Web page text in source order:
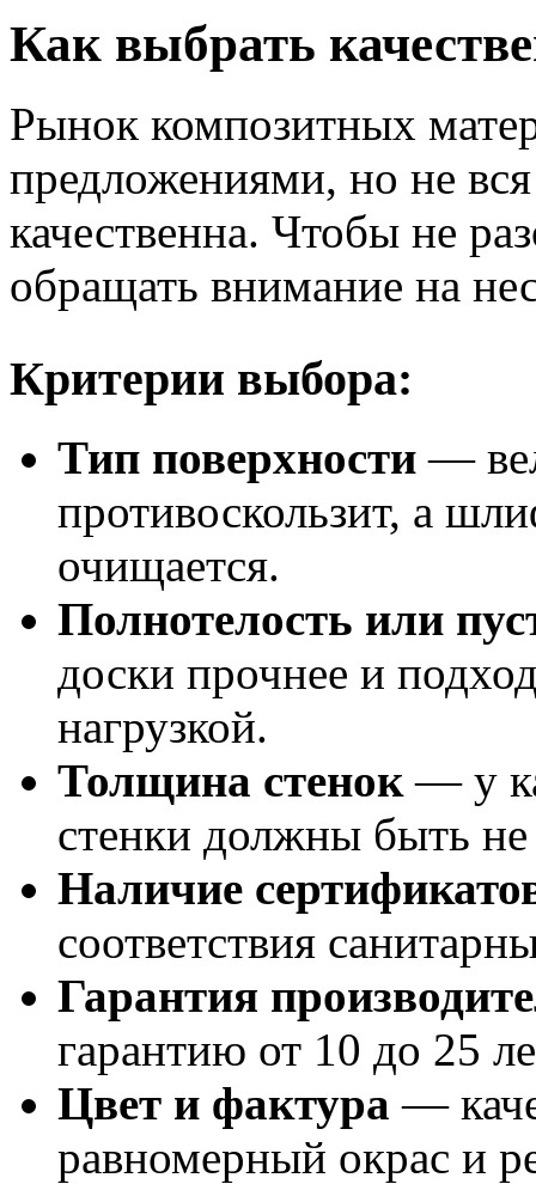
Как выбрать
Рынок композитных
предложениями, но не
качественна. Чтобы не
обращать внимание на
Критерии выбора:
Тип поверхности —
противоскользит, а
очищается.
Полнотелость или
доски прочнее и
нагрузкой.
Толщина стенок— у
стенки должны быть
Наличие
соответствия
Гарантия
гарантию от 10 до 25
Цвет и фактура —
равномерный окрас и